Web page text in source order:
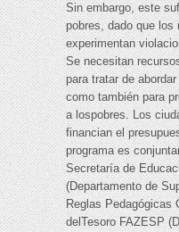
Sin embargo, este
pobres, dado que los
experimentan
Se necesitan
para tratar de
como también para
a lospobres. Los
financian el
programa es
Secretaría de
(Departamento de
Reglas Pedagógicas
delTesoro FAZESP